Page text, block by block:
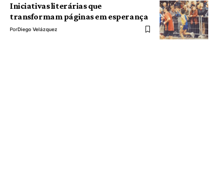
Iniciativas literárias que
transformam páginas em esperança
PorDiego Velázquez